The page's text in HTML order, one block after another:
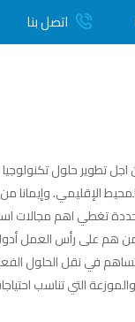
اتصل بنا
تطوير حلول
الإقليمي.
تغطي اهم مجالات
على رأس العمل أدوات
في نقل الحلول
التي تناسب